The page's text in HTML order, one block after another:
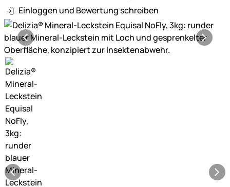
Einloggen und Bewertung schreiben
Produktgalerie